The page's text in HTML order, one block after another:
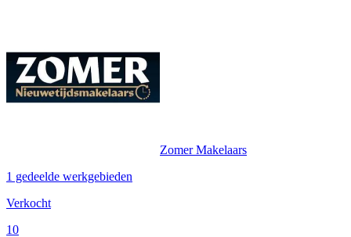
Zomer Makelaars
1 gedeelde werkgebieden
Verkocht
10